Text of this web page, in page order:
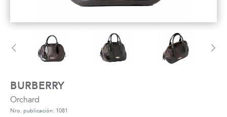
BURBERRY
Orchard
Nro. publicación: 1081